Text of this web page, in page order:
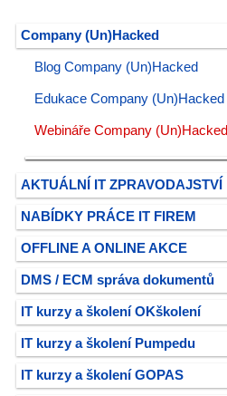
Company (Un)Hacked
Blog Company (Un)Hacked
Edukace Company (Un)Hacked
Webináře Company (Un)Hacked
AKTUÁLNÍ IT ZPRAVODAJSTVÍ
NABÍDKY PRÁCE IT FIREM
OFFLINE A ONLINE AKCE
DMS / ECM správa dokumentů
IT kurzy a školení OKškolení
IT kurzy a školení Pumpedu
IT kurzy a školení GOPAS